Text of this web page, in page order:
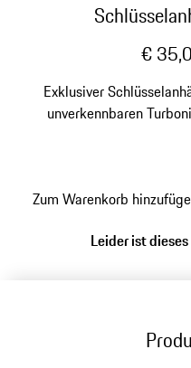
€
Exklusiver
unverkennbaren
Zum Warenkorb
Leider ist